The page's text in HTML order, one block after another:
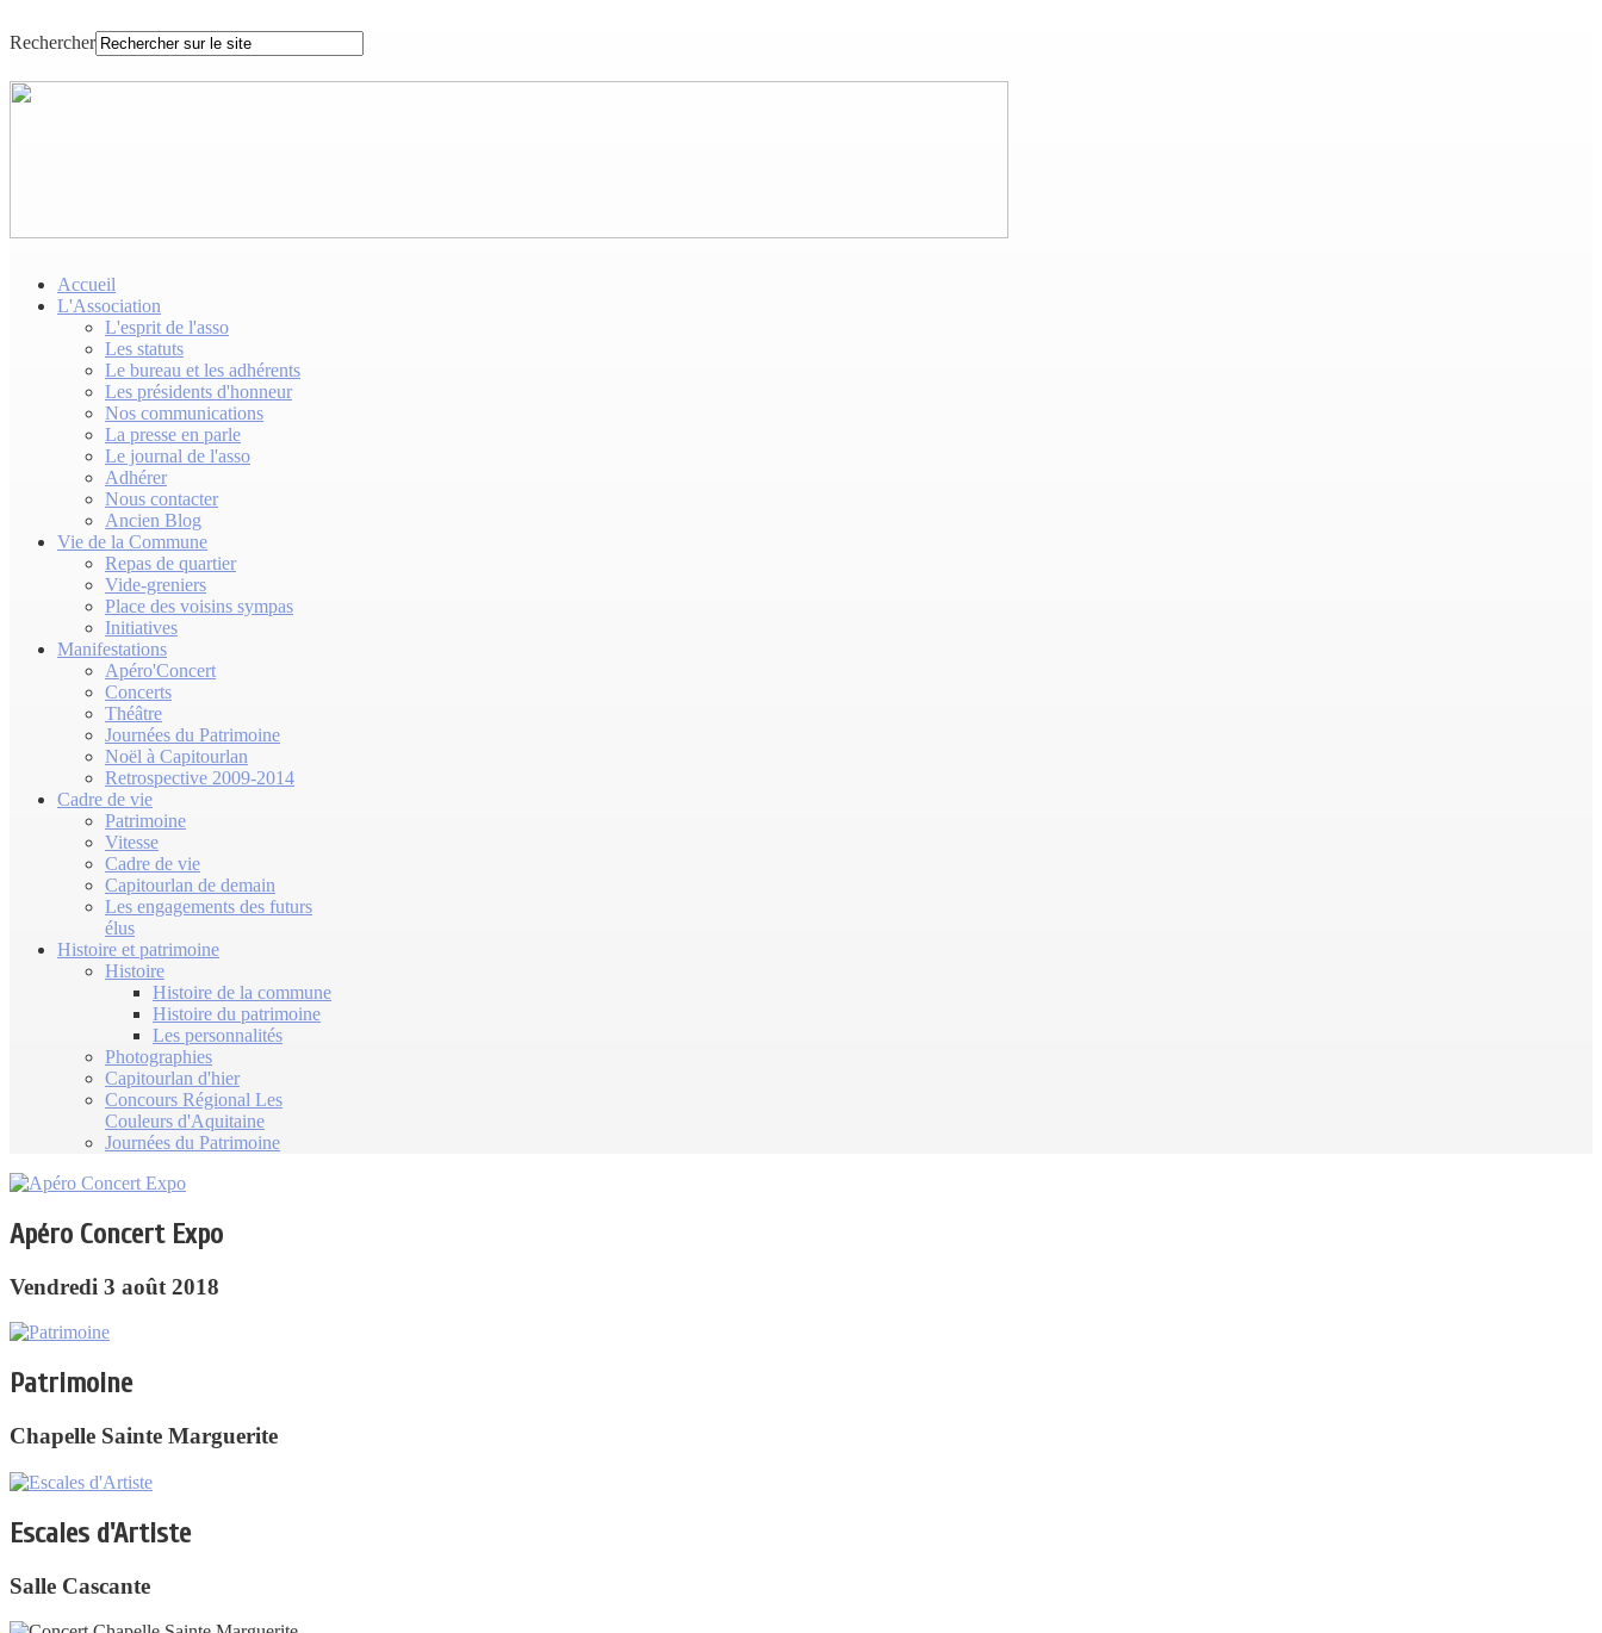
Rechercher
Accueil
L'Association
L'esprit de l'asso
Les statuts
Le bureau et les adhérents
Les présidents d'honneur
Nos communications
La presse en parle
Le journal de l'asso
Adhérer
Nous contacter
Ancien Blog
Vie de la Commune
Repas de quartier
Vide-greniers
Place des voisins sympas
Initiatives
Manifestations
Apéro'Concert
Concerts
Théâtre
Journées du Patrimoine
Noël à Capitourlan
Retrospective 2009-2014
Cadre de vie
Patrimoine
Vitesse
Cadre de vie
Capitourlan de demain
Les engagements des futurs
élus
Histoire et patrimoine
Histoire
Histoire de la commune
Histoire du patrimoine
Les personnalités
Photographies
Capitourlan d'hier
Concours Régional Les
Couleurs d'Aquitaine
Journées du Patrimoine
Apéro Concert Expo
Vendredi 3 août 2018
Patrimoine
Chapelle Sainte Marguerite
Escales d'Artiste
Salle Cascante